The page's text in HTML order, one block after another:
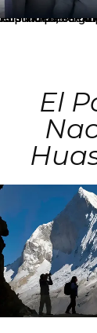
Los principales grupos empresariales del país mantienen una fuerte
El